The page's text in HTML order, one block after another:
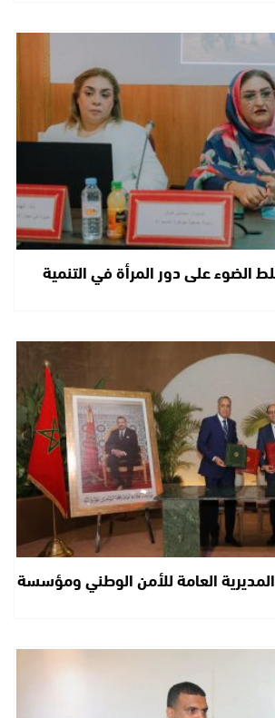
الضوء على دور المرأة في التنمية
العامة للأمن الوطني ومؤسسة